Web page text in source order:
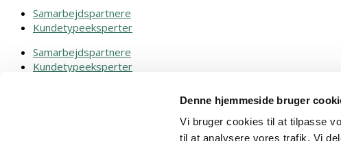
Denne hjemmeside bruger
Vi bruger cookies til at tilpasse
til at analysere vores trafik. Vi
Samarbejdspartnere
Kundetypeeksperter
Samarbejdspartnere
Kundetypeeksperter